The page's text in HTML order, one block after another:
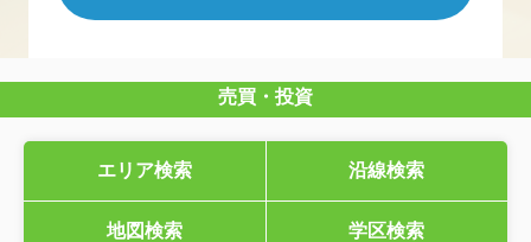
売買・投資
エリア検索 沿線検索
地図検索 学区検索